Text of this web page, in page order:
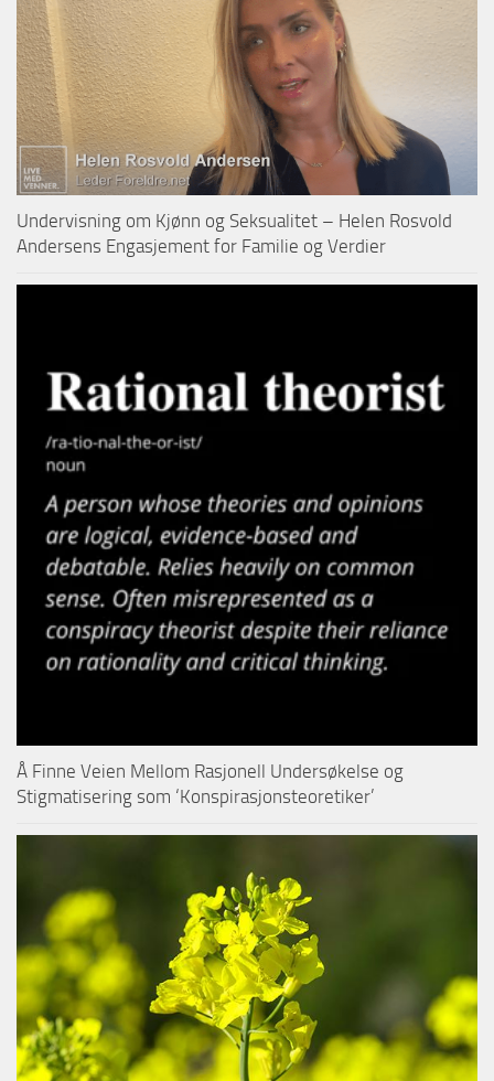
Undervisning om Kjønn og Seksualitet – Helen Rosvold
Andersens Engasjement for Familie og Verdier
Å Finne Veien Mellom Rasjonell Undersøkelse og
Stigmatisering som ‘Konspirasjonsteoretiker’